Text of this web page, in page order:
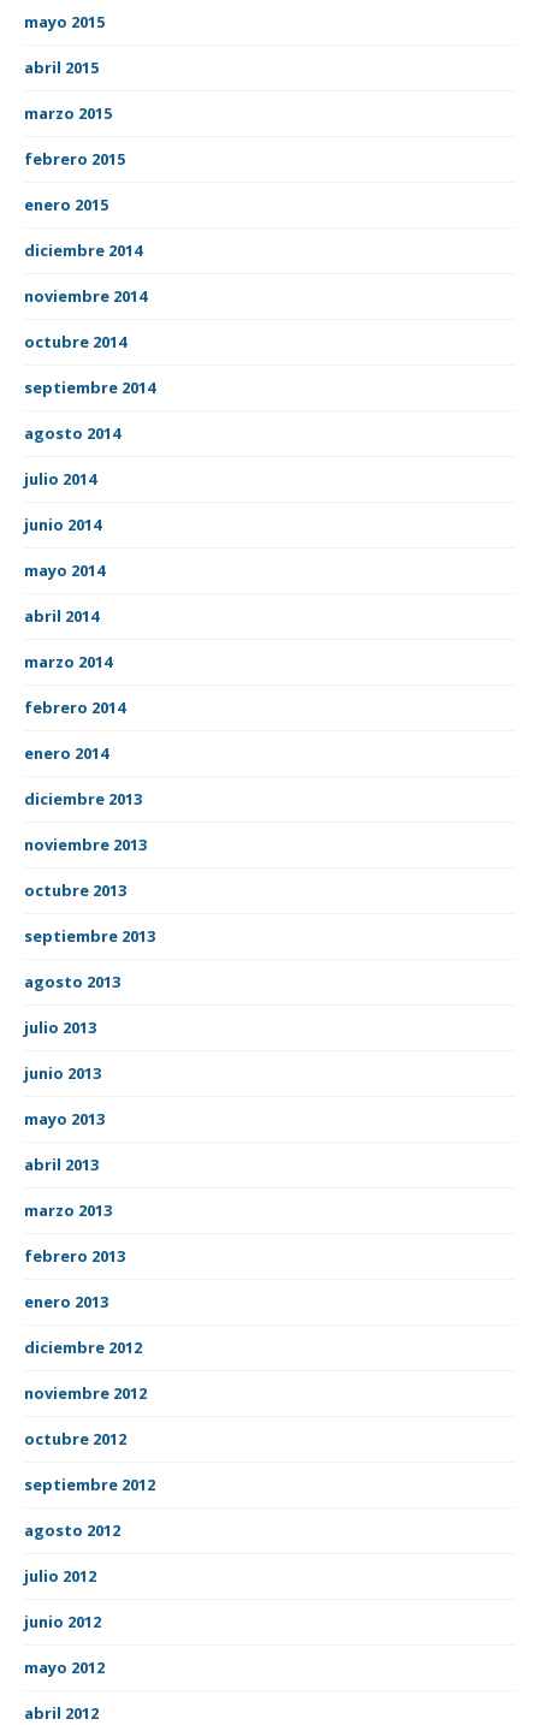
mayo 2015
abril 2015
marzo 2015
febrero 2015
enero 2015
diciembre 2014
noviembre 2014
octubre 2014
septiembre 2014
agosto 2014
julio 2014
junio 2014
mayo 2014
abril 2014
marzo 2014
febrero 2014
enero 2014
diciembre 2013
noviembre 2013
octubre 2013
septiembre 2013
agosto 2013
julio 2013
junio 2013
mayo 2013
abril 2013
marzo 2013
febrero 2013
enero 2013
diciembre 2012
noviembre 2012
octubre 2012
septiembre 2012
agosto 2012
julio 2012
junio 2012
mayo 2012
abril 2012